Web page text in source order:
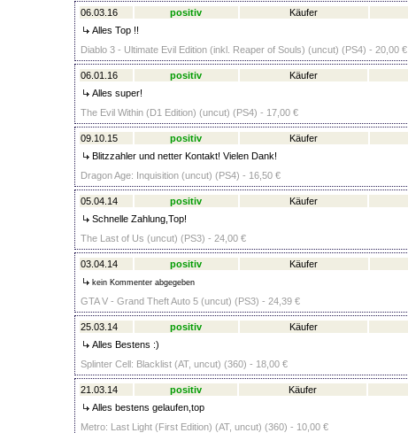
06.03.16 positiv Käufer
Alles Top !!
Diablo 3 - Ultimate Evil Edition (inkl. Reaper of Souls) (uncut) (PS4) - 20,00 €
06.01.16 positiv Käufer
Alles super!
The Evil Within (D1 Edition) (uncut) (PS4) - 17,00 €
09.10.15 positiv Käufer
Blitzzahler und netter Kontakt! Vielen Dank!
Dragon Age: Inquisition (uncut) (PS4) - 16,50 €
05.04.14 positiv Käufer
Schnelle Zahlung,Top!
The Last of Us (uncut) (PS3) - 24,00 €
03.04.14 positiv Käufer
kein Kommenter abgegeben
GTA V - Grand Theft Auto 5 (uncut) (PS3) - 24,39 €
25.03.14 positiv Käufer
Alles Bestens :)
Splinter Cell: Blacklist (AT, uncut) (360) - 18,00 €
21.03.14 positiv Käufer
Alles bestens gelaufen,top
Metro: Last Light (First Edition) (AT, uncut) (360) - 10,00 €